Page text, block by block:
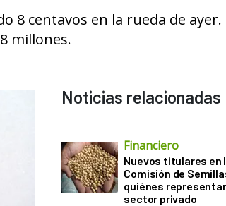
8 centavos en la rueda de ayer.
millones.
Noticias relacionadas
Financiero
Nuevos titulares en
Comisión de
quiénes
sector privado